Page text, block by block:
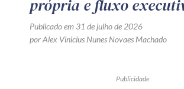
própria e fluxo
Publicado em 31 de julho de 2026
por Alex Vinicius Nunes Novaes Machado
Publicidade